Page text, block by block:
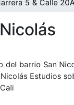
del barrio San
Estudios